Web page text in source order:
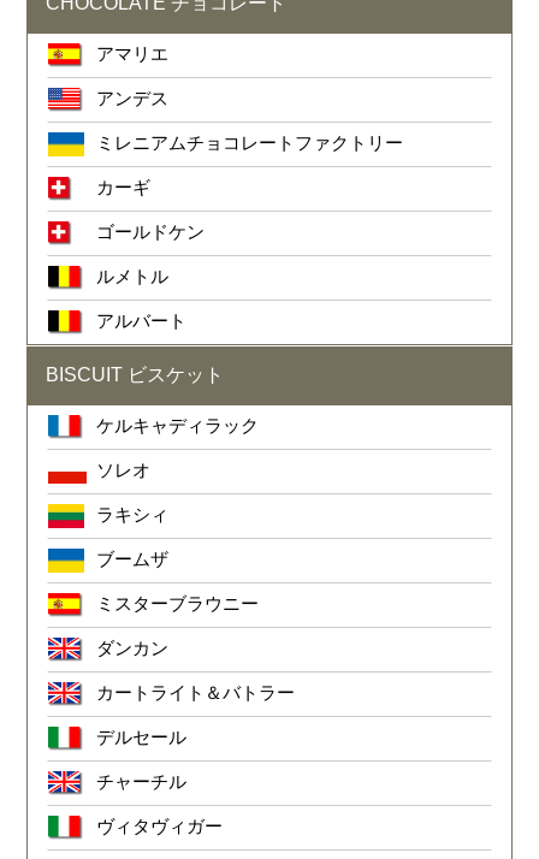
アマリエ
アンデス
ミレニアムチョコレートファクトリー
カーギ
ゴールドケン
ルメトル
アルバート
BISCUIT ビスケット
ケルキャディラック
ソレオ
ラキシィ
ブームザ
ミスターブラウニー
ダンカン
カートライト＆バトラー
デルセール
チャーチル
ヴィタヴィガー